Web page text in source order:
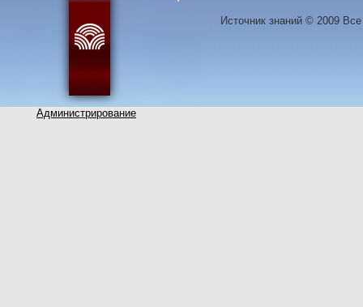
Администрирование
Источник знаний © 2009